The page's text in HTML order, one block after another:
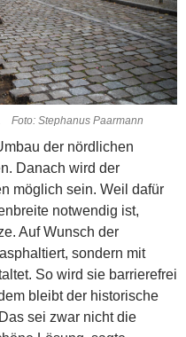
Foto: Stephanus Paarmann
der nördlichen
Danach wird der
möglich sein. Weil dafür
notwendig ist,
Auf Wunsch der
sondern mit
So wird sie barrierefrei
bleibt der historische
sei zwar nicht die